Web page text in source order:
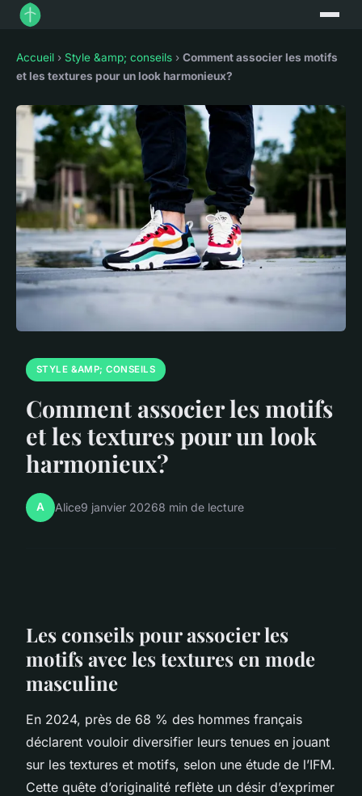
Accueil › Style &amp; conseils › Comment associer les motifs
et les textures pour un look harmonieux?
STYLE &AMP; CONSEILS
Comment associer les motifs
et les textures pour un look
harmonieux?
A Alice9 janvier 20268 min de lecture
Les conseils pour associer les
motifs avec les textures en mode
masculine
En 2024, près de 68 % des hommes français
déclarent vouloir diversifier leurs tenues en jouant
sur les textures et motifs, selon une étude de l’IFM.
Cette quête d’originalité reflète un désir d’exprimer